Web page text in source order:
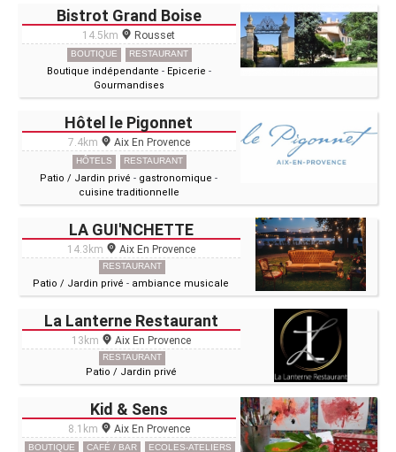
Bistrot Grand Boise
14.5km Rousset
BOUTIQUE RESTAURANT
Boutique indépendante - Epicerie -
Gourmandises
Hôtel le Pigonnet
7.4km Aix En Provence
HÔTELS RESTAURANT
Patio / Jardin privé - gastronomique -
cuisine traditionnelle
LA GUI'NCHETTE
14.3km Aix En Provence
RESTAURANT
Patio / Jardin privé - ambiance musicale
La Lanterne Restaurant
13km Aix En Provence
RESTAURANT
Patio / Jardin privé
Kid & Sens
8.1km Aix En Provence
BOUTIQUE CAFÉ / BAR ECOLES-ATELIERS